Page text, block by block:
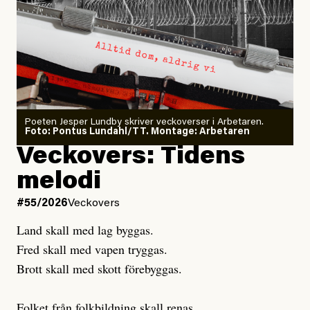
#54/2026Debatt
Sensationalism när ETC
granskar vänstern
Publicerad6 August, 2026
Uppdaterad6 August, 2026
Larmet från
Arbetsmiljöverket:
Dödsolyckorna har slutat
minska
Joel Kellgren
Publicerad3 August, 2026
Uppdaterad3 August, 2026
Poeten Jesper Lundby skriver veckoverser i Arbetaren.
Foto: Pontus Lundahl/TT. Montage: Arbetaren
Veckovers: Tidens
melodi
#55/2026Veckovers
Land skall med lag byggas.
Fred skall med vapen tryggas.
Brott skall med skott förebyggas.